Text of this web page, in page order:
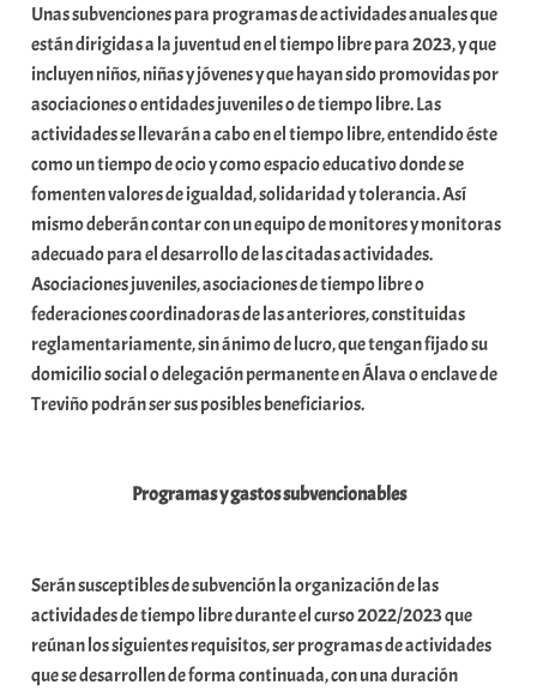
a
r
E
r
r
i
o
x
a
K
o
m
u
n
a
a
Unas subvenciones para programas de actividades anuales que
están dirigidas a la juventud en el tiempo libre para 2023, y que
incluyen niños, niñas y jóvenes y que hayan sido promovidas por
asociaciones o entidades juveniles o de tiempo libre. Las
actividades se llevarán a cabo en el tiempo libre, entendido éste
como un tiempo de ocio y como espacio educativo donde se
fomenten valores de igualdad, solidaridad y tolerancia. Así
mismo deberán contar con un equipo de monitores y monitoras
adecuado para el desarrollo de las citadas actividades.
Asociaciones juveniles, asociaciones de tiempo libre o
federaciones coordinadoras de las anteriores, constituidas
reglamentariamente, sin ánimo de lucro, que tengan fijado su
domicilio social o delegación permanente en Álava o enclave de
Treviño podrán ser sus posibles beneficiarios.
Programas y gastos subvencionables
Serán susceptibles de subvención la organización de las
actividades de tiempo libre durante el curso 2022/2023 que
reúnan los siguientes requisitos, ser programas de actividades
que se desarrollen de forma continuada, con una duración